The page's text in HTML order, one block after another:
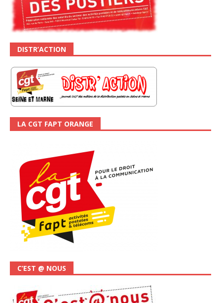
DISTR’ACTION
LA CGT FAPT ORANGE
C’EST @ NOUS